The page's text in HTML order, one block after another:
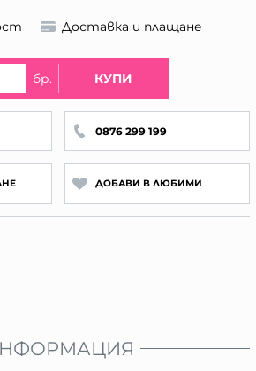
Доставка и плащане
бр. КУПИ
0876 299 199
ДОБАВИ В ЛЮБИМИ